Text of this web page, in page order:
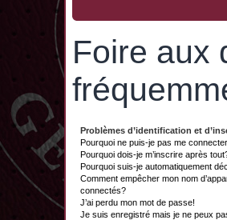
Foire aux
Problèmes d’identification et
Pourquoi ne puis-je pas me
Pourquoi dois-je m’inscrire après
Pourquoi suis-je automatiquement
Comment empêcher mon nom
connectés?
J’ai perdu mon mot de passe!
Je suis enregistré mais je ne peux